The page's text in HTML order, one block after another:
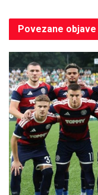
Povezane objave